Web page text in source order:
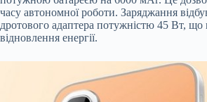
часу автономної роботи. Заряджання
дротового адаптера потужністю 45 Вт, що
відновлення енергії.